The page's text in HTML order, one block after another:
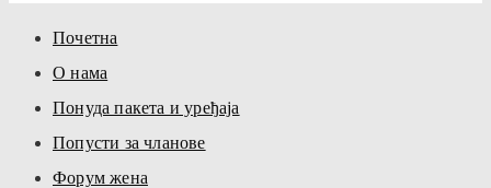
Почетна
О нама
Понуда пакета и уређаја
Попусти за чланове
Форум жена